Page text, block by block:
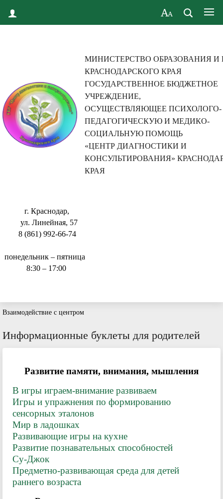
МИНИСТЕРСТВО ОБРАЗОВАНИЯ И
КРАСНОДАРСКОГО КРАЯ
ГОСУДАРСТВЕННОЕ БЮДЖЕТНОЕ
УЧРЕЖДЕНИЕ,
ОСУЩЕСТВЛЯЮЩЕЕ ПСИХОЛОГО-
ПЕДАГОГИЧЕСКУЮ И МЕДИКО-
СОЦИАЛЬНУЮ ПОМОЩЬ
«ЦЕНТР ДИАГНОСТИКИ И
КОНСУЛЬТИРОВАНИЯ»
КРАЯ
г. Краснодар,
ул. Линейная, 57
8 (861) 992-66-74
понедельник – пятница
8:30 – 17:00
Взаимодействие с центром
Информационные буклеты для родителей
Развитие памяти, внимания, мышления
В игры играем-внимание развиваем
Игры и упражнения по формированию
сенсорных эталонов
Мир в ладошках
Развивающие игры на кухне
Развитие познавательных способностей
Су-Джок
Предметно-развивающая среда для детей
раннего возраста